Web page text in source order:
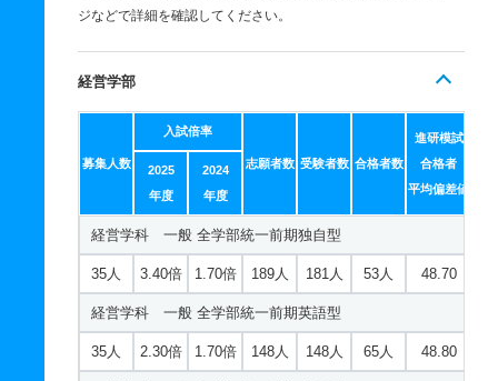
ジなどで詳細を確認してください。
経営学部
募集人数
入試倍率
志願者数 受験者数 合格者数
進研模試
合格者
平均偏差値
2025
年度
2024
年度
経営学科 一般 全学部統一前期独自型
35人 3.40倍 1.70倍 189人 181人 53人 48.70
経営学科 一般 全学部統一前期英語型
35人 2.30倍 1.70倍 148人 148人 65人 48.80